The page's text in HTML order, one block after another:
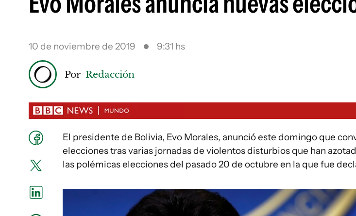
10 de noviembre de 2019 9:31 hs
Por Redacción
El presidente de Bolivia, Evo Morales, anunció este domingo que
elecciones tras varias jornadas de violentos disturbios que han
las polémicas elecciones del pasado 20 de octubre en la que fue